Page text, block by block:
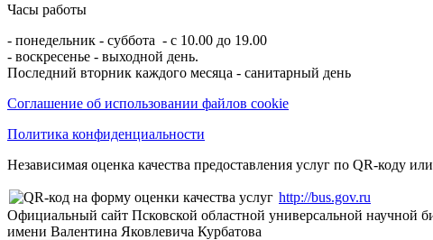
Часы работы
- понедельник - суббота - с 10.00 до 19.00
- воскресенье - выходной день.
Последний вторник каждого месяца - санитарный день
Соглашение об использовании файлов cookie
Политика конфиденциальности
Независимая оценка качества предоставления услуг по QR-коду
http://bus.gov.ru
Официальный сайт Псковской областной универсальной научной
имени Валентина Яковлевича Курбатова